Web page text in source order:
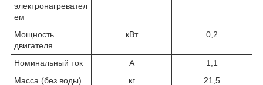
электронагревател
ем
Мощность
двигателя
кВт 0,2
Номинальный ток A
1,1
Масса (без воды)
кг 21,5